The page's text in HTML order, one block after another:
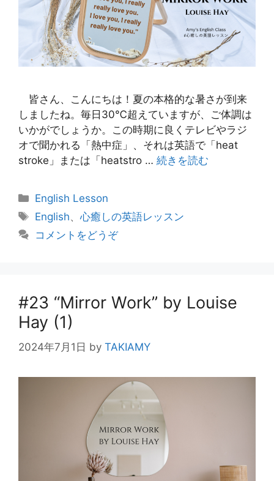
皆さん、こんにちは！夏の本格的な暑さが到来
しましたね。毎日30℃超えていますが、ご体調は
いかがでしょうか。この時期に良くテレビやラジ
オで聞かれる「熱中症」、それは英語で「heat
stroke」または「heatstro … 続きを読む
カ
テ
リ
English Lesson
タ
グ
English、心癒しの英語レッスン
コメントをどうぞ
#23 “Mirror Work” by Louise
Hay (1)
2024年7月1日 by TAKIAMY